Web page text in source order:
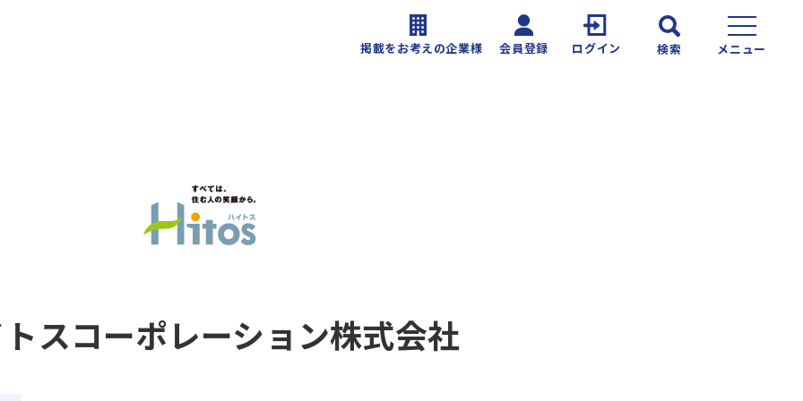
掲載をお考えの企業様 会員登録 ログイン 検索 メニュー
スコーポレーション株式会社